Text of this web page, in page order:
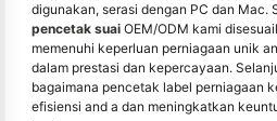
digunakan, serasi dengan PC dan Mac.
pencetak suai OEM/ODM kami
memenuhi keperluan perniagaan unik
dalam prestasi dan kepercayaan.
bagaimana pencetak label perniagaan
efisiensi and a dan meningkatkan